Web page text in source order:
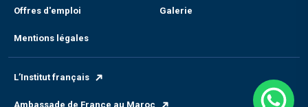
Offres d'emploi Galerie
Mentions légales
L’Institut français
Ambassade de France au Maroc